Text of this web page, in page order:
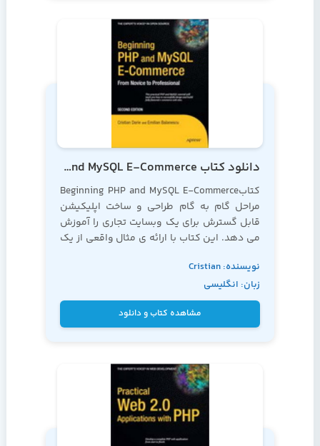
دانلود کتاب Beginning PHP and MySQL E-Commerce
کتابBeginning PHP and MySQL E-Commerce
مراحل گام به گام طراحی و ساخت اپلیکیشن
قابل گسترش برای یک وبسایت تجاری را آموزش
می دهد. این کتاب با ارائه ی مثال واقعی از یک
چگونه می توانید یک کاتالوگ محصولات را ایجاد
و کنترل نمایید
نویسنده: Cristian
Darie و Emilian
زبان: انگلیسی
مشاهده کتاب و دانلود